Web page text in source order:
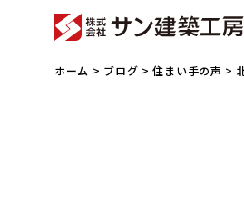
ホーム > ブログ >住まい手の声 >